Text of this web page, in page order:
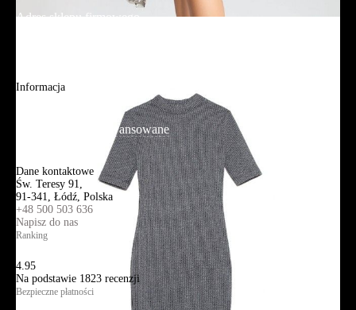
Adres sklepu firmowego
Informacja
Wyszukiwanie zaawansowane
Dane kontaktowe
Św. Teresy 91,
91-341, Łódź, Polska
+48 500 503 636
Napisz do nas
Ranking
4.95
Na podstawie 1823 recenzji
Bezpieczne płatności